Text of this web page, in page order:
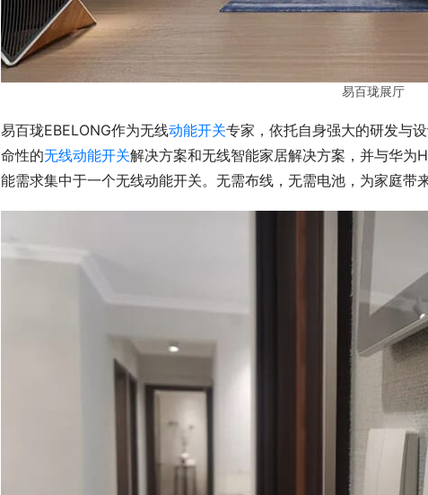
易百珑展厅
易百珑EBELONG作为无线动能开关专家，依托自身强大的研发与
命性的无线动能开关解决方案和无线智能家居解决方案，并与华为
能需求集中于一个无线动能开关。无需布线，无需电池，为家庭带